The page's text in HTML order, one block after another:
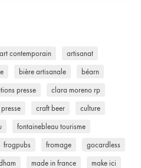
art contemporain artisanat
bière artisanale béarn
presse clara moreno rp
craft beer culture
fontainebleau tourisme
frogpubs fromage gocardless
made in france make ici